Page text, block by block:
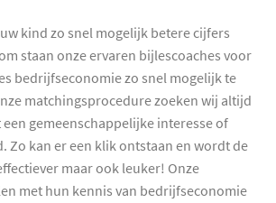
kind zo snel mogelijk betere cijfers
staan onze ervaren bijlescoaches voor
bedrijfseconomie zo snel mogelijk te
matchingsprocedure zoeken wij altijd
een gemeenschappelijke interesse of
Zo kan er een klik ontstaan en wordt de
maar ook leuker! Onze
met hun kennis van bedrijfseconomie